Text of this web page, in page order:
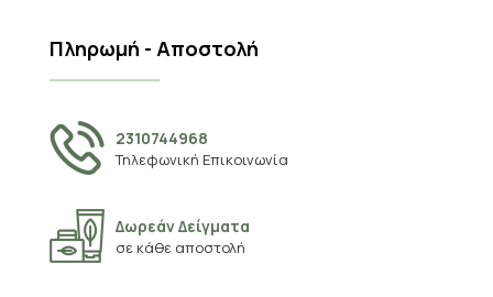
Πληρωμή - Αποστολή
2310744968
Τηλεφωνική Επικοινωνία
Δωρεάν Δείγματα
σε κάθε αποστολή